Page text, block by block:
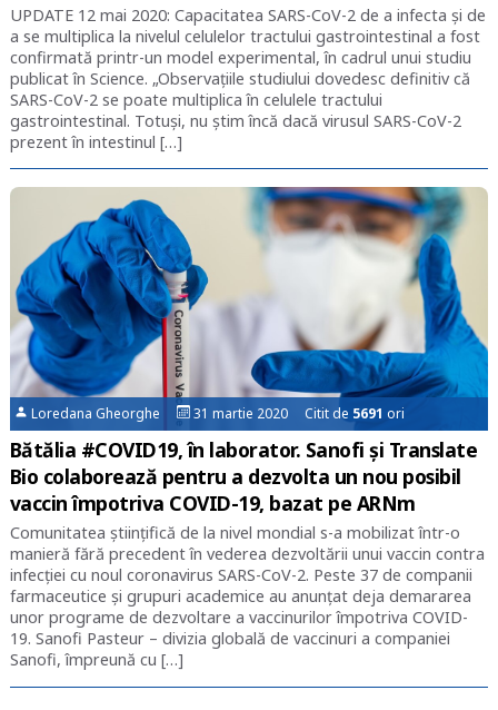
UPDATE 12 mai 2020: Capacitatea SARS-CoV-2 de a infecta și de
a se multiplica la nivelul celulelor tractului gastrointestinal a fost
confirmată printr-un model experimental, în cadrul unui studiu
publicat în Science. „Observațiile studiului dovedesc definitiv că
SARS-CoV-2 se poate multiplica în celulele tractului
gastrointestinal. Totuși, nu știm încă dacă virusul SARS-CoV-2
prezent în intestinul […]
Loredana Gheorghe 31 martie 2020 Citit de 5691 ori
Bătălia #COVID19, în laborator. Sanofi și Translate
Bio colaborează pentru a dezvolta un nou posibil
vaccin împotriva COVID-19, bazat pe ARNm
Comunitatea științifică de la nivel mondial s-a mobilizat într-o
manieră fără precedent în vederea dezvoltării unui vaccin contra
infecției cu noul coronavirus SARS-CoV-2. Peste 37 de companii
farmaceutice și grupuri academice au anunțat deja demararea
unor programe de dezvoltare a vaccinurilor împotriva COVID-
19. Sanofi Pasteur – divizia globală de vaccinuri a companiei
Sanofi, împreună cu […]